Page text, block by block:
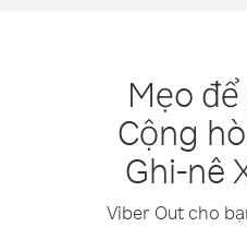
Mẹo
Cộng
Ghi-nê
Viber Out cho